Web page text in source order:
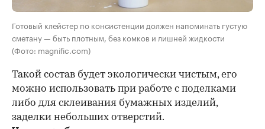
Готовый клейстер по консистенции должен напоминать густую
сметану — быть плотным, без комков и лишней жидкости
(Фото: magnific.com)
Такой состав будет экологически чистым, его
можно использовать при работе с поделками
либо для склеивания бумажных изделий,
заделки небольших отверстий.